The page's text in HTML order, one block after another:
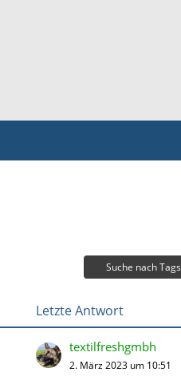
Suche nach Tags
Letzte Antwort
textilfreshgmbh
2. März 2023 um 10:51